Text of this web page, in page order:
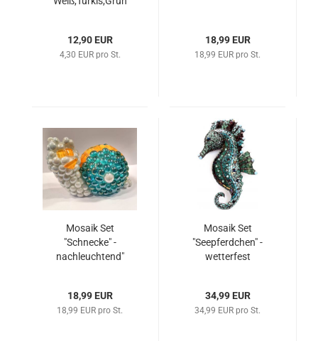
12,90 EUR
4,30 EUR pro St.
18,99 EUR
18,99 EUR pro St.
Mosaik Set
"Schnecke" -
nachleuchtend"
18,99 EUR
18,99 EUR pro St.
Mosaik Set
"Seepferdchen" -
wetterfest
34,99 EUR
34,99 EUR pro St.